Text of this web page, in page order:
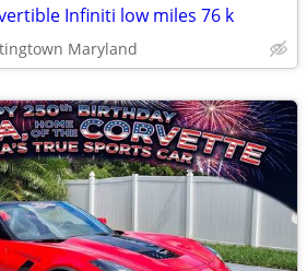
Infiniti low miles 76 k
Maryland